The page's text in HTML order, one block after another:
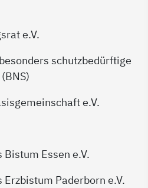
e.V.
schutzbedürftige
e.V.
Essen e.V.
Paderborn e.V.